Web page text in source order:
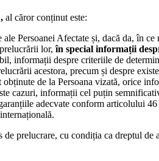
, al căror conținut este:
Persoanei Afectate și, dacă da, în
lor,în special informații
informații despre criteriile de
acestora, precum și despre
de la Persoana vizată, orice
cazuri, informații cel puțin
adecvate conform articolului
prelucrare, cu condiția ca dreptul